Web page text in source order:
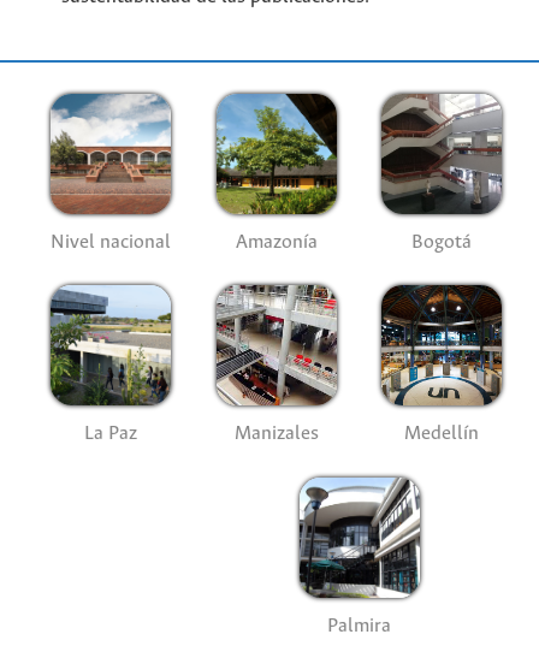
Nivel nacional Amazonía Bogotá
La Paz Manizales Medellín
Palmira